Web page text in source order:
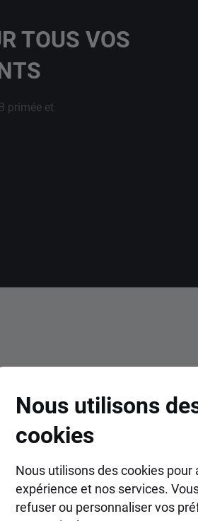
TOUS VOS
primée et
investir
Nous utilisons
cookies
Nous utilisons des cookies pour
expérience et nos services.
refuser ou personnaliser vos